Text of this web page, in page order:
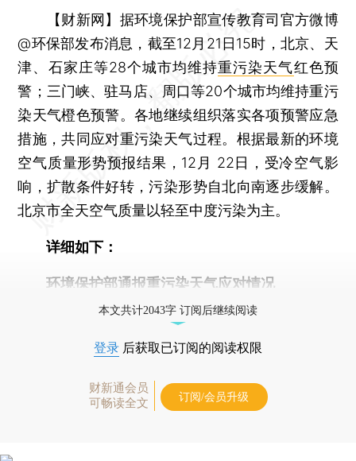
【财新网】 据环境保护部宣传教育司官方微博
@环保部发布消息，截至12月21日15时，北京、天
津、石家庄等28个城市均维持重污染天气红色预
警；三门峡、驻马店、周口等20个城市均维持重污
染天气橙色预警。各地继续组织落实各项预警应急
措施，共同应对重污染天气过程。根据最新的环境
空气质量形势预报结果，12月 22日，受冷空气影
响，扩散条件好转，污染形势自北向南逐步缓解。
北京市全天空气质量以轻至中度污染为主。
详细如下：
环境保护部通报重污染天气应对情况
本文共计2043字 订阅后继续阅读
登录 后获取已订阅的阅读权限
财新通会员
可畅读全文
订阅/会员升级